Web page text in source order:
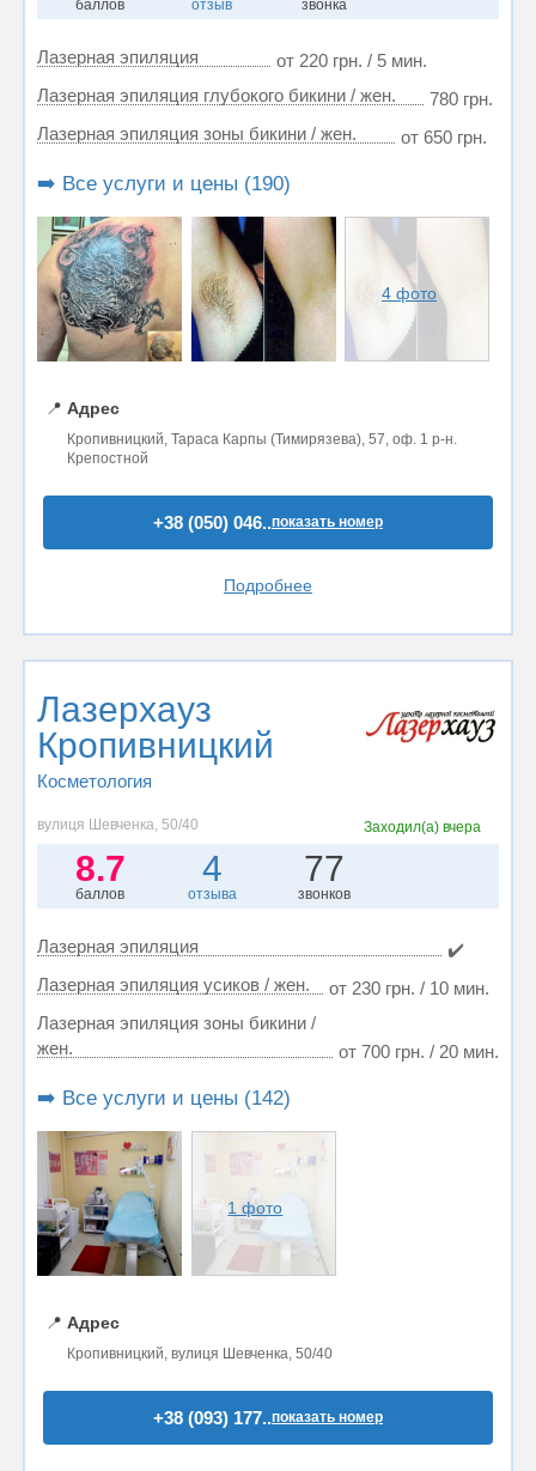
баллов отзыв звонка
Лазерная эпиляция
от 220 грн. / 5 мин.
Лазерная эпиляция глубокого бикини / жен.
780 грн.
Лазерная эпиляция зоны бикини / жен.
от 650 грн.
➡️ Все услуги и цены (190)
4 фото
📍 Адрес
Кропивницкий, Тараса Карпы (Тимирязева), 57, оф. 1 р-н.
Крепостной
+38 (050) 046..показать номер
Подробнее
Лазерхауз
Кропивницкий
Косметология
вулиця Шевченка, 50/40 Заходил(а) вчера
8.7
баллов
4
отзыва
77
звонков
Лазерная эпиляция
✔️
Лазерная эпиляция усиков / жен.
от 230 грн. / 10 мин.
Лазерная эпиляция зоны бикини /
жен.
от 700 грн. / 20 мин.
➡️ Все услуги и цены (142)
1 фото
📍 Адрес
Кропивницкий, вулиця Шевченка, 50/40
+38 (093) 177..показать номер